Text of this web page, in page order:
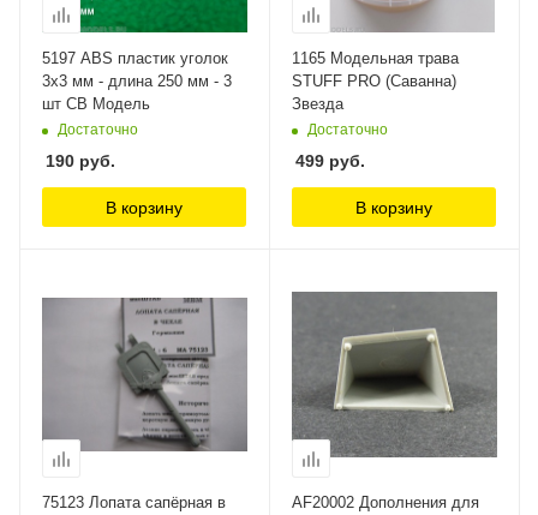
5197 ABS пластик уголок
3х3 мм - длина 250 мм - 3
шт СВ Модель
Достаточно
190 руб.
В корзину
1165 Модельная трава
STUFF PRO (Саванна)
Звезда
Достаточно
499 руб.
В корзину
75123 Лопата сапёрная в
AF20002 Дополнения для